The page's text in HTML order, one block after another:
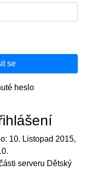
se
heslo
10. Listopad 2015,
serveru Dětský